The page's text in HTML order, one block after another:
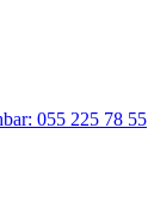
055 225 78 55